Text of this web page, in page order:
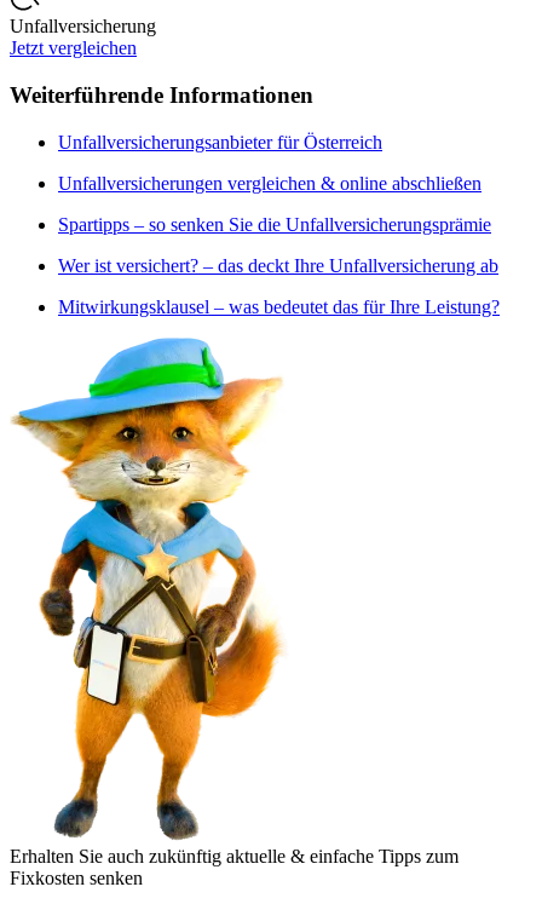
Unfallversicherung
Jetzt vergleichen
Weiterführende Informationen
Unfallversicherungsanbieter für Österreich
Unfallversicherungen vergleichen & online abschließen
Spartipps – so senken Sie die Unfallversicherungsprämie
Wer ist versichert? – das deckt Ihre Unfallversicherung ab
Mitwirkungsklausel – was bedeutet das für Ihre Leistung?
Erhalten Sie auch zukünftig aktuelle & einfache Tipps zum
Fixkosten senken